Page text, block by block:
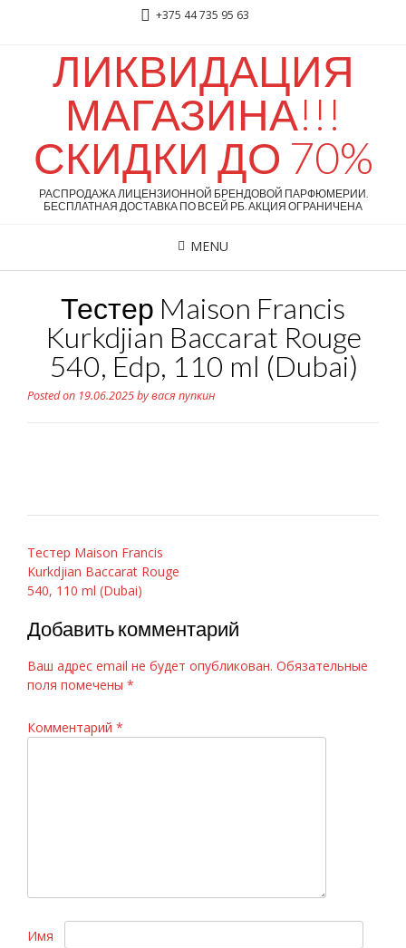
+375 44 735 95 63
ЛИКВИДАЦИЯ
МАГАЗИНА!!!
СКИДКИ ДО 70%
РАСПРОДАЖА ЛИЦЕНЗИОННОЙ БРЕНДОВОЙ ПАРФЮМЕРИИ.
БЕСПЛАТНАЯ ДОСТАВКА ПО ВСЕЙ РБ. АКЦИЯ ОГРАНИЧЕНА
MENU
Тестер Maison Francis
Kurkdjian Baccarat Rouge
540, Edp, 110 ml (Dubai)
Posted on 19.06.2025byвася пупкин
Навигация
по
записям
Тестер Maison Francis
Kurkdjian Baccarat Rouge
540, 110 ml (Dubai)
Добавить комментарий
Ваш адрес email не будет опубликован. Обязательные
поля помечены *
Комментарий *
Имя
GIORGIO ARMANI — Si 100ml